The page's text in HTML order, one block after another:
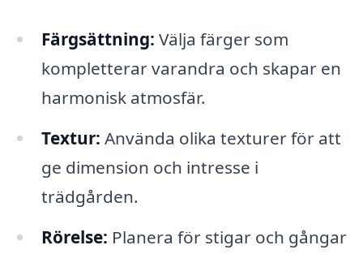
Färgsättning: Välja färger som
kompletterar varandra och skapar en
harmonisk atmosfär.
Textur: Använda olika texturer för att
ge dimension och intresse i
trädgården.
Rörelse: Planera för stigar och gångar